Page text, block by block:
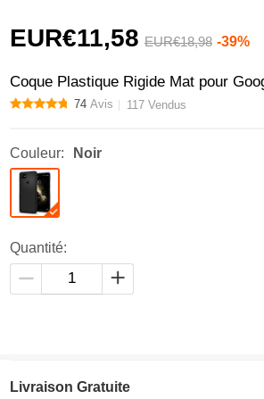
EUR€11,58 EUR€18,98 -39%
Coque Plastique Rigide Mat pour
74 Avis 117 Vendus
Couleur: Noir
Quantité:
Livraison Gratuite